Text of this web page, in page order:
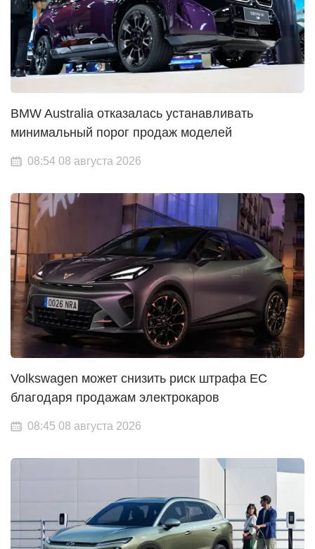
BMW Australia отказалась устанавливать
минимальный порог продаж моделей
08:54 08 августа 2026
Volkswagen может снизить риск штрафа ЕС
благодаря продажам электрокаров
08:45 08 августа 2026